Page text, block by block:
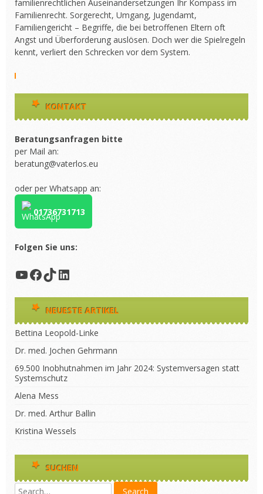
familienrechtlichen Auseinandersetzungen Ihr Kompass im
Familienrecht. Sorgerecht, Umgang, Jugendamt,
Familiengericht – Begriffe, die bei betroffenen Eltern oft
Angst und Überforderung auslösen. Doch wer die Spielregeln
kennt, verliert den Schrecken vor dem System.
KONTAKT
Beratungsanfragen bitte
per Mail an:
beratung@vaterlos.eu
oder per Whatsapp an:
01736731713
Folgen Sie uns:
YouTube
Facebook
TikTok
LinkedIn
NEUESTE ARTIKEL
Bettina Leopold-Linke
Dr. med. Jochen Gehrmann
69.500 Inobhutnahmen im Jahr 2024: Systemversagen statt
Systemschutz
Alena Mess
Dr. med. Arthur Ballin
Kristina Wessels
SUCHEN